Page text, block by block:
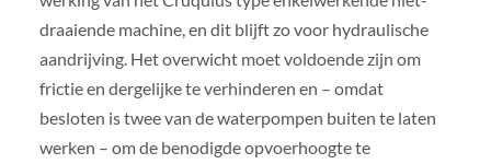
draaiende machine, en dit blijft zo voor hydraulische
aandrijving. Het overwicht moet voldoende zijn om
frictie en dergelijke te verhinderen en – omdat
besloten is twee van de waterpompen buiten te laten
werken – om de benodigde opvoerhoogte te